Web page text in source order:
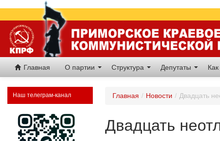
Главная О партии Структура Депутаты
Наш телеграм-канал Главная / Новости / Двадцать
Двадцать